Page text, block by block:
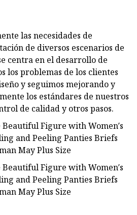
las necesidades de
de diversos escenarios de
centra en el desarrollo de
los problemas de los clientes
y seguimos mejorando y
los estándares de nuestros
de calidad y otros pasos.